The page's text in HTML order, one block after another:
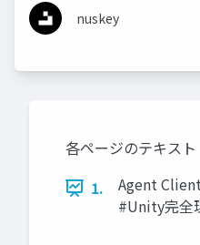
nuskey
各ページのテキスト
1.
Agent
#Unity完全